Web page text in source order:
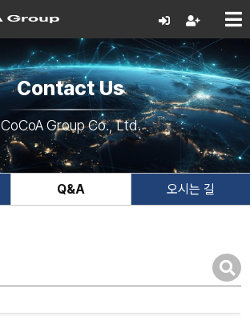
Contact Us
CoCoA Group Co., Ltd.
Q&A 오시는 길